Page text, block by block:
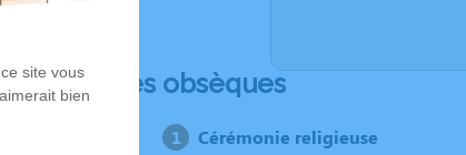
Déroulé des obsèques
Cérémonie religieuse